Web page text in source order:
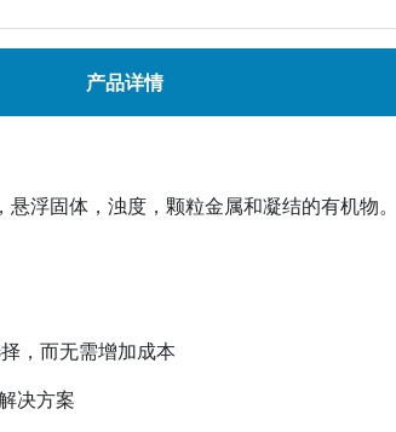
产品详情
浮固体，浊度，颗粒金属和凝结的有机物
，而无需增加成本
决方案